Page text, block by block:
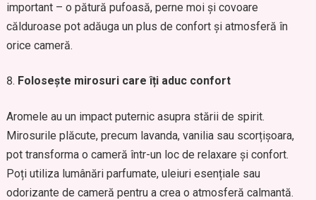
important – o pătură pufoasă, perne moi și covoare
călduroase pot adăuga un plus de confort și atmosferă în
orice cameră.
Folosește mirosuri care îți aduc confort
Aromele au un impact puternic asupra stării de spirit.
Mirosurile plăcute, precum lavanda, vanilia sau scorțișoara,
pot transforma o cameră într-un loc de relaxare și confort.
Poți utiliza lumânări parfumate, uleiuri esențiale sau
odorizante de cameră pentru a crea o atmosferă calmantă.